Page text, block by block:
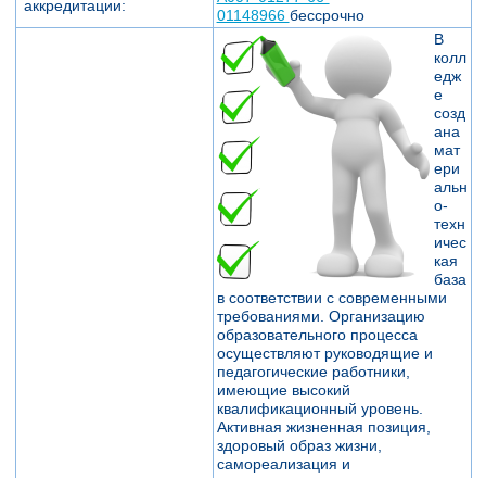
аккредитации:
01148966 бессрочно
В
колл
едж
е
созд
ана
мат
ери
альн
о-
техн
ичес
кая
база
в соответствии с современными
требованиями. Организацию
образовательного процесса
осуществляют руководящие и
педагогические работники,
имеющие высокий
квалификационный уровень.
Активная жизненная позиция,
здоровый образ жизни,
самореализация и